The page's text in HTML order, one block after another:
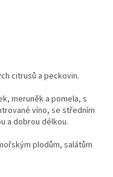
citrusů a peckovin.
meruněk a pomela, s
víno, se středním
a dobrou délkou.
plodům, salátům